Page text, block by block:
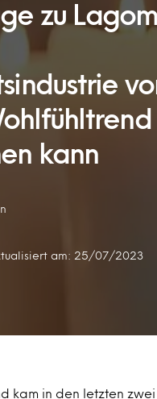
zu
kann
am: 25/07/2023
kam in den letzten zwei